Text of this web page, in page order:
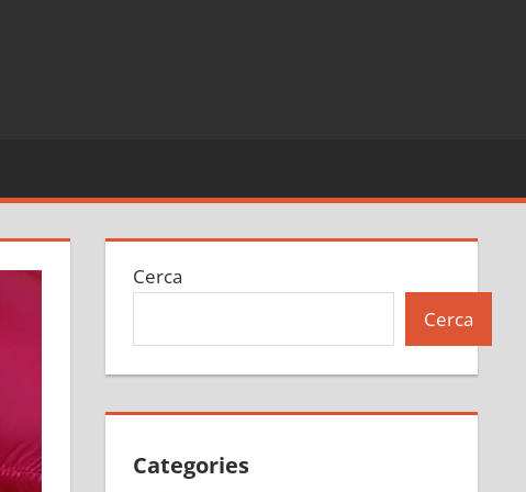
Cerca
Cerca
Categories